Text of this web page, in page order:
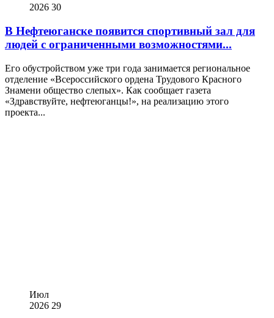
2026 30
В Нефтеюганске появится спортивный зал для
людей с ограниченными возможностями...
Его обустройством уже три года занимается региональное
отделение «Всероссийского ордена Трудового Красного
Знамени общество слепых». Как сообщает газета
«Здравствуйте, нефтеюганцы!», на реализацию этого
проекта...
Июл
2026 29